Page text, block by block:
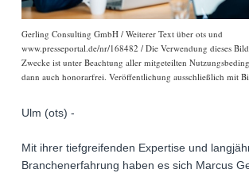
Gerling Consulting GmbH / Weiterer Text über ots und
www.presseportal.de/nr/168482 / Die Verwendung dieses
Zwecke ist unter Beachtung aller mitgeteilten
dann auch honorarfrei. Veröffentlichung ausschließlich mit
Ulm (ots) -
Mit ihrer tiefgreifenden Expertise und
Branchenerfahrung haben es sich Marcus